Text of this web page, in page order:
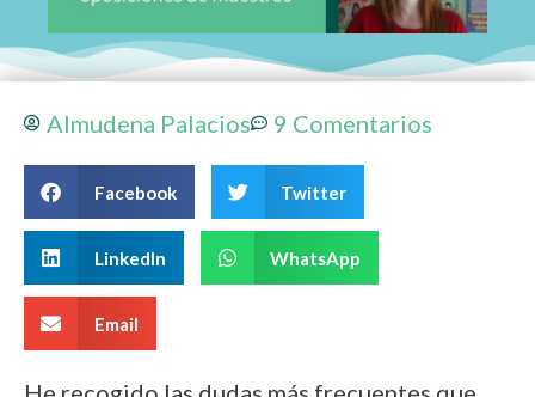
Almudena Palacios 9 Comentarios
Facebook Twitter
LinkedIn WhatsApp
Email